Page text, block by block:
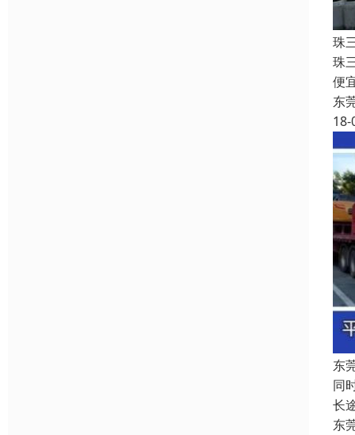
珠
珠
便
东
18-
东
同
长
东